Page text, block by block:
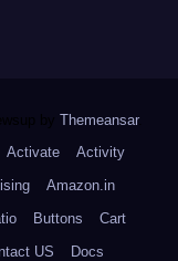
by Themeansar.
Activate
Activity
Amazon.in
Buttons
Cart
US
Docs